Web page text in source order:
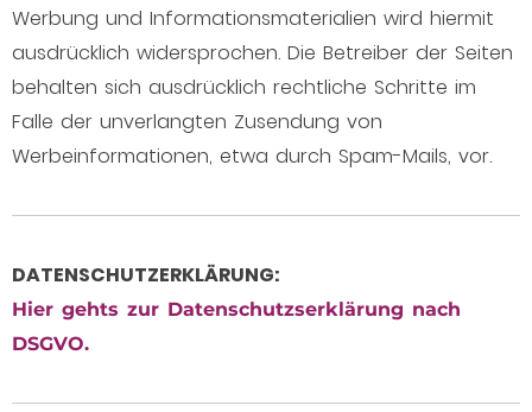
Werbung und Informationsmaterialien wird hiermit
ausdrücklich widersprochen. Die Betreiber der Seiten
behalten sich ausdrücklich rechtliche Schritte im
Falle der unverlangten Zusendung von
Werbeinformationen, etwa durch Spam-Mails, vor.
DATENSCHUTZERKLÄRUNG:
Hier gehts zur Datenschutzserklärung nach
DSGVO.